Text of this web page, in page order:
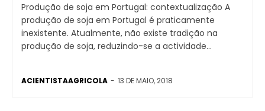
Produção de soja em Portugal: contextualização A
produção de soja em Portugal é praticamente
inexistente. Atualmente, não existe tradição na
produção de soja, reduzindo-se a actividade...
ACIENTISTAAGRICOLA - 13 DE MAIO, 2018